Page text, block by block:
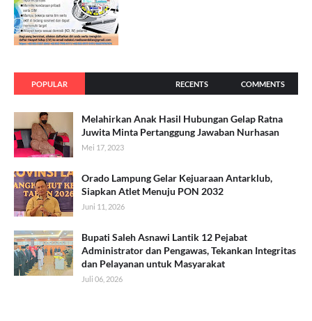
POPULAR RECENTS COMMENTS
Melahirkan Anak Hasil Hubungan Gelap Ratna
Juwita Minta Pertanggung Jawaban Nurhasan
Mei 17, 2023
Orado Lampung Gelar Kejuaraan Antarklub,
Siapkan Atlet Menuju PON 2032
Juni 11, 2026
Bupati Saleh Asnawi Lantik 12 Pejabat
Administrator dan Pengawas, Tekankan Integritas
dan Pelayanan untuk Masyarakat
Juli 06, 2026